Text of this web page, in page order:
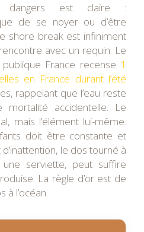
dangers est claire :
de se noyer ou d’être
shore break est infiniment
avec un requin. Le
France recense 1
en France durant l’été
rappelant que l’eau reste
accidentelle. Le
mais l’élément lui-même.
doit être constante et
le dos tourné à
une serviette, peut suffire
La règle d’or est de
à l’océan.